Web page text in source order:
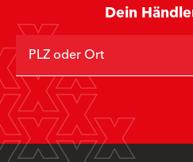
Dein
PLZ oder Ort